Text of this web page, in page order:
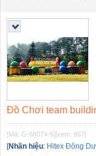
Đồ Chơi team
[Mã: G-58074-5] [xem: 957]
[Nhãn hiệu: Hitex Đông